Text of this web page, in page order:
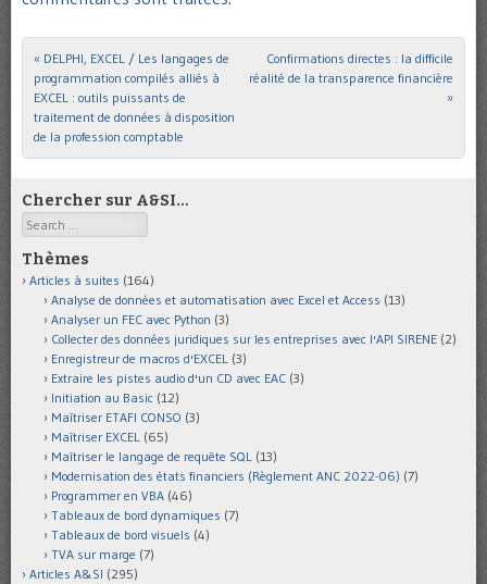
Post navigation
« DELPHI, EXCEL / Les langages de
programmation compilés alliés à
EXCEL : outils puissants de
traitement de données à disposition
de la profession comptable
Confirmations directes : la difficile
réalité de la transparence financière
»
Chercher sur A&SI…
Search
Thèmes
Articles à suites (164)
Analyse de données et automatisation avec Excel et Access (13)
Analyser un FEC avec Python (3)
Collecter des données juridiques sur les entreprises avec l'API SIRENE (2)
Enregistreur de macros d'EXCEL (3)
Extraire les pistes audio d'un CD avec EAC (3)
Initiation au Basic (12)
Maîtriser ETAFI CONSO (3)
Maîtriser EXCEL (65)
Maîtriser le langage de requête SQL (13)
Modernisation des états financiers (Règlement ANC 2022-06) (7)
Programmer en VBA (46)
Tableaux de bord dynamiques (7)
Tableaux de bord visuels (4)
TVA sur marge (7)
Articles A&SI (295)